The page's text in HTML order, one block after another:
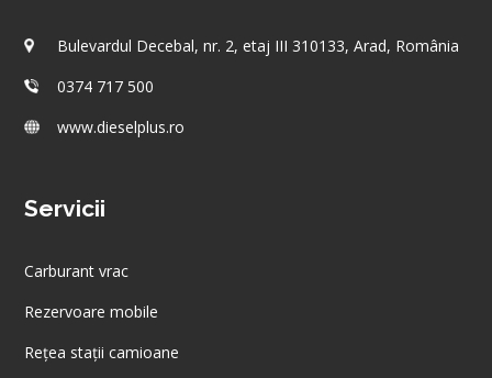
Bulevardul Decebal, nr. 2, etaj III 310133, Arad, România
0374 717 500
www.dieselplus.ro
Servicii
Carburant vrac
Rezervoare mobile
Rețea stații camioane